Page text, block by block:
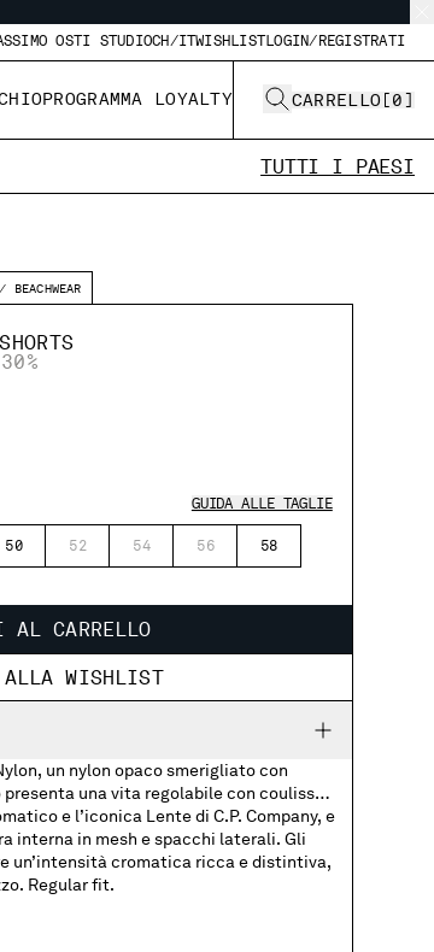
OSTI STUDIOCH/ITWISHLISTLOGIN/REGISTRATI
PROGRAMMA LOYALTY CARRELLO [0]
TUTTI I PAESI
BEACHWEAR
FROM
50 52 54 56 58
GUIDA ALLE TAGLIE
AL CARRELLO
WISHLIST
un nylon opaco smerigliato con
una vita regolabile con coulisse,
e l’iconica Lente di C.P. Company, e
interna in mesh e spacchi laterali. Gli
un’intensità cromatica ricca e distintiva,
Regular fit.